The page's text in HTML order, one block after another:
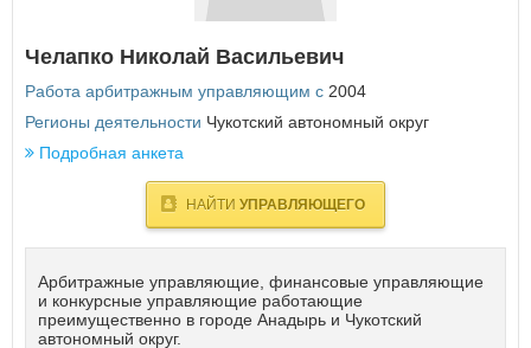
Республика Алтай
Республика Башкортостан
Республика Бурятия
Республика Дагестан
Республика Ингушетия
Республика Калмыкия
Республика Карелия
Республика Коми
Республика Крым
Республика Марий Эл
Республика Мордовия
Республика Саха (Якутия)
Республика Северная Осетия - Алания
Челапко Николай Васильевич
Работа арбитражным управляющим с 2004
Регионы деятельности Чукотский автономный округ
Подробная анкета
НАЙТИ УПРАВЛЯЮЩЕГО
Арбитражные управляющие, финансовые управляющие
и конкурсные управляющие работающие
преимущественно в городе Анадырь и Чукотский
автономный округ.